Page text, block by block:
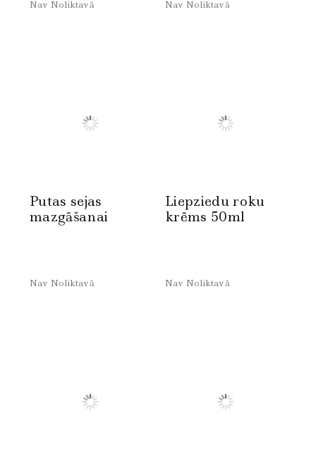
Nav Noliktavā Nav Noliktavā
Putas sejas
mazgāšanai
Nav Noliktavā
Liepziedu roku
krēms 50ml
Nav Noliktavā